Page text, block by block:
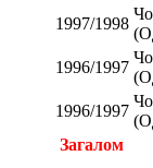
1997/1998
1996/1997
1996/1997
Загалом